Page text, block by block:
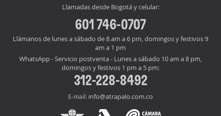
Llamadas desde Bogotá y celular:
601 746-0707
Llámanos de lunes a sábado de 8 am a 6 pm, domingos y festivos 9
am a 1 pm
WhatsApp - Servicio postventa - Lunes a sábado 10 am a 8 pm,
domingos y festivos 1 pm a 5 pm:
312-228-8492
E-mail: info@atrapalo.com.co